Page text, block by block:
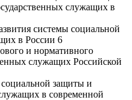
служащих в
системы социальной
в России 6
и нормативного
служащих Российской
защиты и
в современной